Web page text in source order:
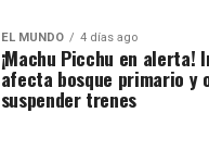
EL MUNDO 4 días ago
¡Machu Picchu en alerta!
afecta bosque primario y
suspender trenes